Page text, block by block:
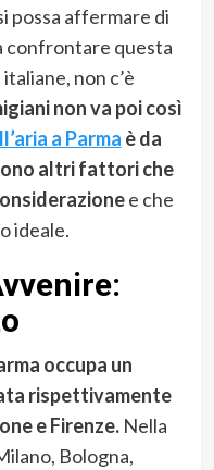
possa affermare di
confrontare questa
non c’è
non va poi così
a Parma è da
altri fattori che
e che
ideale.
occupa un
rispettivamente
e Firenze. Nella
Bologna,